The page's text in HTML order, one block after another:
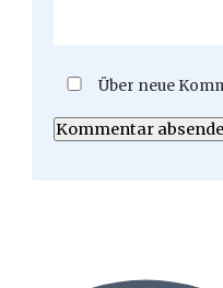
Über neue
Kommentar